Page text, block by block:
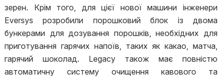
зерен. Крім того, для цієї нової машини інженери
Eversys розробили порошковий блок із двома
бункерами для дозування порошків, необхідних для
приготування гарячих напоїв, таких як какао, матча,
гарячий шоколад. Legacy також має повністю
автоматичну систему очищення кавового та